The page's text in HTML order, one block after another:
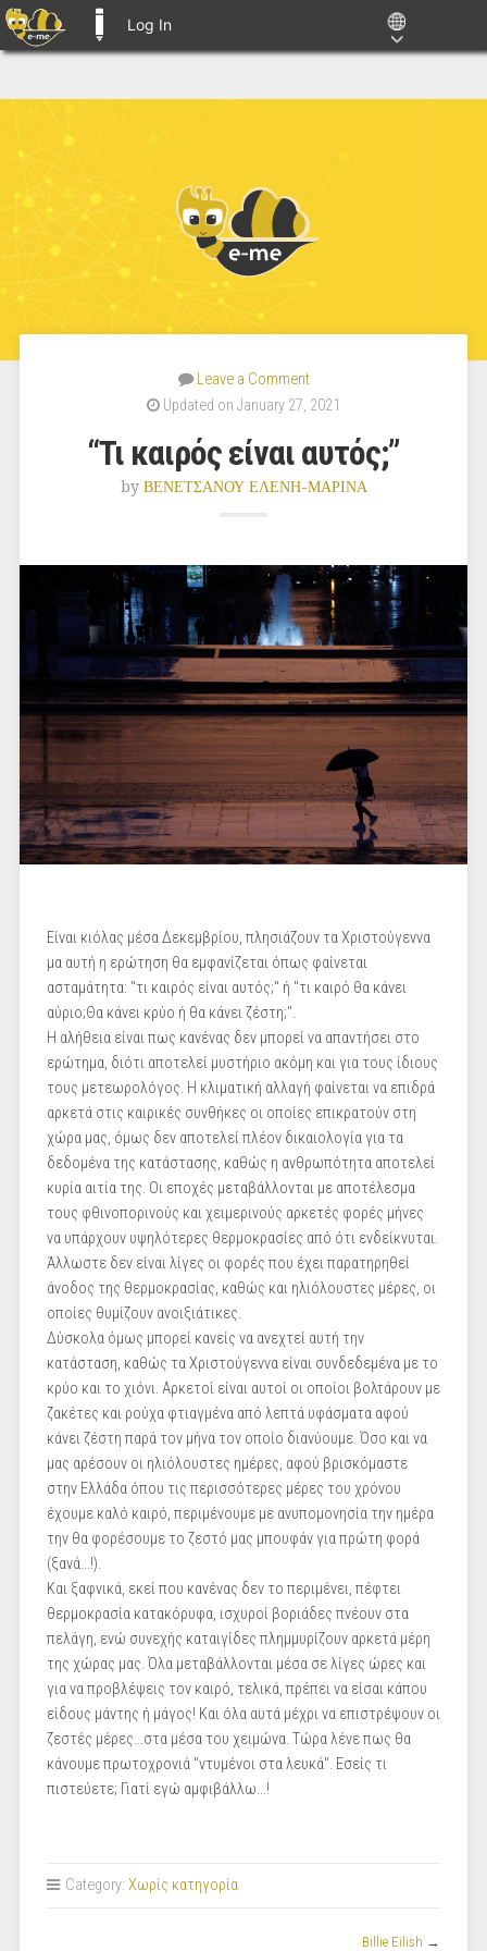
Log In
Leave a Comment
Updated on January 27, 2021
“Τι καιρός είναι αυτός;”
by ΒΕΝΕΤΣΑΝΟΥ ΕΛΕΝΗ-ΜΑΡΙΝΑ
Είναι κιόλας μέσα Δεκεμβρίου, πλησιάζουν τα Χριστούγεννα
μα αυτή η ερώτηση θα εμφανίζεται όπως φαίνεται
ασταμάτητα: "τι καιρός είναι αυτός;" ή "τι καιρό θα κάνει
αύριο;Θα κάνει κρύο ή θα κάνει ζέστη;".
Η αλήθεια είναι πως κανένας δεν μπορεί να απαντήσει στο
ερώτημα, διότι αποτελεί μυστήριο ακόμη και για τους ίδιους
τους μετεωρολόγος. Η κλιματική αλλαγή φαίνεται να επιδρά
αρκετά στις καιρικές συνθήκες οι οποίες επικρατούν στη
χώρα μας, όμως δεν αποτελεί πλέον δικαιολογία για τα
δεδομένα της κατάστασης, καθώς η ανθρωπότητα αποτελεί
κυρία αιτία της. Οι εποχές μεταβάλλονται με αποτέλεσμα
τους φθινοπορινούς και χειμερινούς αρκετές φορές μήνες
να υπάρχουν υψηλότερες θερμοκρασίες από ότι ενδείκνυται.
Άλλωστε δεν είναι λίγες οι φορές που έχει παρατηρηθεί
άνοδος της θερμοκρασίας, καθώς και ηλιόλουστες μέρες, οι
οποίες θυμίζουν ανοιξιάτικες.
Δύσκολα όμως μπορεί κανείς να ανεχτεί αυτή την
κατάσταση, καθώς τα Χριστούγεννα είναι συνδεδεμένα με το
κρύο και το χιόνι. Αρκετοί είναι αυτοί οι οποίοι βολτάρουν με
ζακέτες και ρούχα φτιαγμένα από λεπτά υφάσματα αφού
κάνει ζέστη παρά τον μήνα τον οποίο διανύουμε. Όσο και να
μας αρέσουν οι ηλιόλουστες ημέρες, αφού βρισκόμαστε
στην Ελλάδα όπου τις περισσότερες μέρες του χρόνου
έχουμε καλό καιρό, περιμένουμε με ανυπομονησία την ημέρα
την θα φορέσουμε το ζεστό μας μπουφάν για πρώτη φορά
(ξανά...!).
Και ξαφνικά, εκεί που κανένας δεν το περιμένει, πέφτει
θερμοκρασία κατακόρυφα, ισχυροί βοριάδες πνέουν στα
πελάγη, ενώ συνεχής καταιγίδες πλημμυρίζουν αρκετά μέρη
της χώρας μας. Όλα μεταβάλλονται μέσα σε λίγες ώρες και
για να προβλέψεις τον καιρό, τελικά, πρέπει να είσαι κάπου
είδους μάντης ή μάγος! Και όλα αυτά μέχρι να επιστρέψουν οι
ζεστές μέρες...στα μέσα του χειμώνα. Τώρα λένε πως θα
κάνουμε πρωτοχρονιά "ντυμένοι στα λευκά". Εσείς τι
πιστεύετε; Γιατί εγώ αμφιβάλλω...!
Category: Χωρίς κατηγορία
Billie Eilish →